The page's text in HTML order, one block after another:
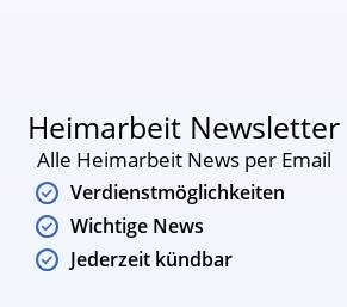
Heimarbeit Newsletter
Alle Heimarbeit News per Email
Verdienstmöglichkeiten
Wichtige News
Jederzeit kündbar